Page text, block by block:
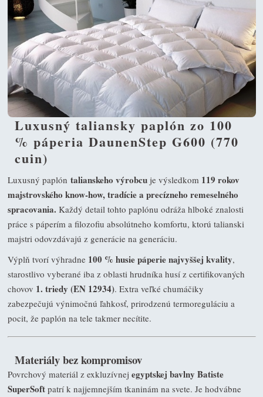
Luxusný taliansky paplón zo 100
% páperia DaunenStep G600 (770
cuin)
Luxusný paplón talianskeho výrobcuje výsledkom 119 rokov
majstrovského know-how, tradície a precízneho remeselného
spracovania. Každý detail tohto paplónu odráža hlboké znalosti
práce s páperím a filozofiu absolútneho komfortu, ktorú talianski
majstri odovzdávajú z generácie na generáciu.
Výplň tvorí výhradne 100 % husie páperie najvyššej kvality,
starostlivo vyberané iba z oblasti hrudníka husí z certifikovaných
chovov 1. triedy (EN 12934). Extra veľké chumáčiky
zabezpečujú výnimočnú ľahkosť, prirodzenú termoreguláciu a
pocit, že paplón na tele takmer necítite.
Materiály bez kompromisov
Povrchový materiál z exkluzívnej egyptskej bavlny Batiste
SuperSoftpatrí k najjemnejším tkaninám na svete. Je hodvábne